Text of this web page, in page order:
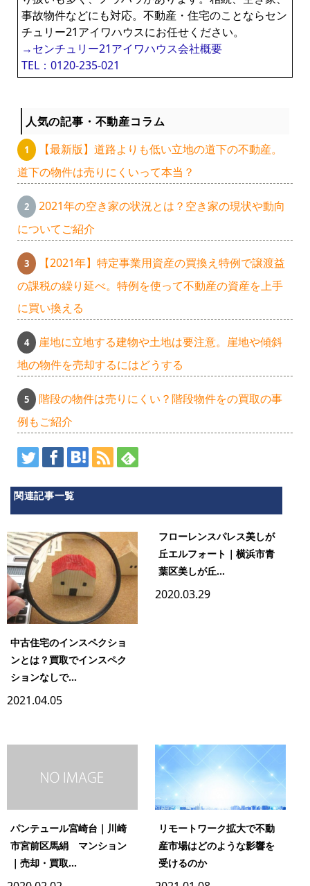
事故物件などにも対応。不動産・住宅のことならセン
チュリー21アイワハウスにお任せください。
→センチュリー21アイワハウス会社概要
TEL：0120-235-021
人気の記事・不動産コラム
【最新版】道路よりも低い立地の道下の不動産。
道下の物件は売りにくいって本当？
2021年の空き家の状況とは？空き家の現状や動向
についてご紹介
【2021年】特定事業用資産の買換え特例で譲渡益
の課税の繰り延べ。特例を使って不動産の資産を上手
に買い換える
崖地に立地する建物や土地は要注意。崖地や傾斜
地の物件を売却するにはどうする
階段の物件は売りにくい？階段物件をの買取の事
例もご紹介
関連記事一覧
中古住宅のインスペクショ
ンとは？買取でインスペク
ションなしで...
2021.04.05
フローレンスパレス美しが
丘エルフォート｜横浜市青
葉区美しが丘...
2020.03.29
パンテュール宮崎台｜川崎
市宮前区馬絹 マンション
｜売却・買取...
リモートワーク拡大で不動
産市場はどのような影響を
受けるのか